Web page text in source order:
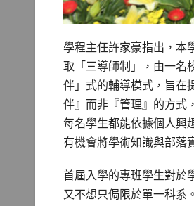
學程主任許家豪指出，本
取「三導師制」，由一名
伴」式的輔導模式，旨在
伴』而非『管理』的方式
每名學生都能依據個人興
有機會將學術知識與部落
首屆入學的專班學生對於
又不想只侷限於單一科系